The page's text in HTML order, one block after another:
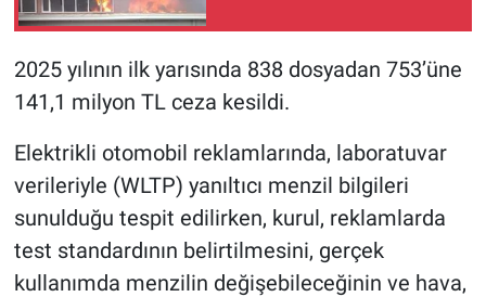
2025 yılının ilk yarısında 838 dosyadan 753’üne
141,1 milyon TL ceza kesildi.
Elektrikli otomobil reklamlarında, laboratuvar
verileriyle (WLTP) yanıltıcı menzil bilgileri
sunulduğu tespit edilirken, kurul, reklamlarda
test standardının belirtilmesini, gerçek
kullanımda menzilin değişebileceğinin ve hava,